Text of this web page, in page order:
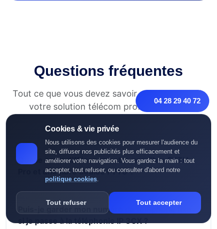
04 28 29 40 72
Cookies & vie privée
Nous utilisons des cookies pour mesurer l'audience du
site, diffuser nos publicités plus efficacement et
améliorer votre navigation. Vous gardez la main : tout
accepter, tout refuser, ou consulter d'abord notre
politique cookies.
Tout refuser Tout accepter
Questions fréquentes
Tout ce que vous devez savoir avant de choisir
votre solution télécom professionnelle.
Quelle est la différence entre une fibre FTTH
Pro et une fibre dédiée FTTO ?
Puis-je garder mon numéro de téléphone fixe